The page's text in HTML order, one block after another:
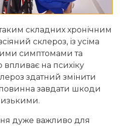
складних хронічним
склероз, із усіма
симптомами та
впливає на психіку
здатний змінити
завдати шкоди
дуже важливо для